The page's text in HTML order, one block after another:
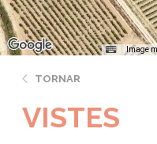
Image
TORNAR
VISTES